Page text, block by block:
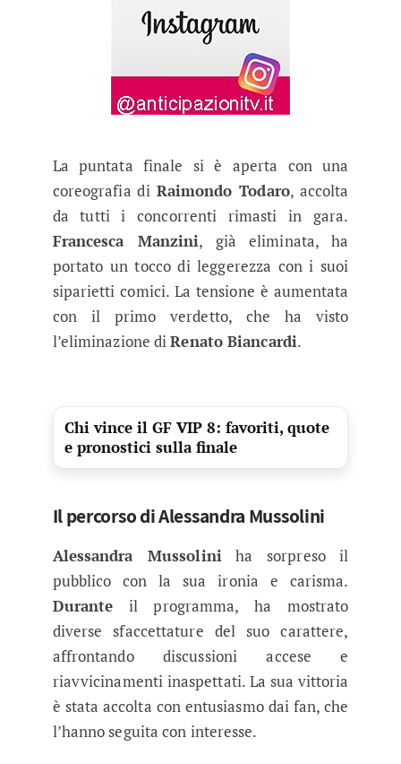
La puntata finale si è aperta con una
coreografia di Raimondo Todaro, accolta
da tutti i concorrenti rimasti in gara.
Francesca Manzini, già eliminata, ha
portato un tocco di leggerezza con i suoi
siparietti comici. La tensione è aumentata
con il primo verdetto, che ha visto
l’eliminazione diRenato Biancardi.
Chi vince il GF VIP 8: favoriti, quote
e pronostici sulla finale
Il percorso di Alessandra Mussolini
Alessandra Mussoliniha sorpreso il
pubblico con la sua ironia e carisma.
Durante il programma, ha mostrato
diverse sfaccettature del suo carattere,
affrontando discussioni accese e
riavvicinamenti inaspettati. La sua vittoria
è stata accolta con entusiasmo dai fan, che
l’hanno seguita con interesse.